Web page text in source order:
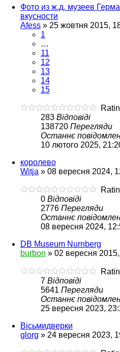
Фото из ж.д. музеев
вкусности
Afess » 25 жовтня 2015,
1
…
11
12
13
14
15
283 Відповіді
138720 Перегляди
Останнє
10 лютого 2025,
королево
Witja » 08 вересня 2024,
0 Відповіді
2776 Перегляди
Останнє
08 вересня 2024,
DB Museum Nurnberg
burbon » 02 вересня
7 Відповіді
5641 Перегляди
Останнє
25 вересня 2023,
Вісьмидверки
glorg » 24 вересня 2023,